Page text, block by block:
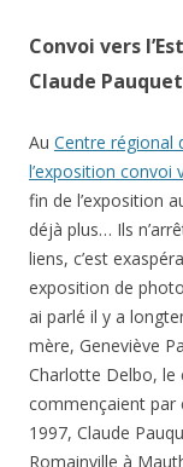
Convoi vers
Claude Pauquet
Au Centre régional
l’exposition convoi
fin de l’exposition
déjà plus… Ils
liens, c’est
exposition de
ai parlé il y a
mère, Geneviève
Charlotte Delbo, le
commençaient par
1997, Claude
Romainville à